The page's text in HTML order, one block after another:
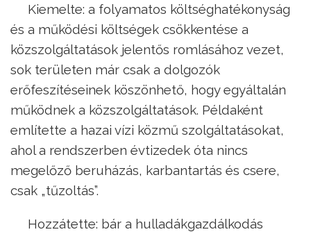
Kiemelte: a folyamatos költséghatékonyság
és a működési költségek csökkentése a
közszolgáltatások jelentős romlásához vezet,
sok területen már csak a dolgozók
erőfeszítéseinek köszönhető, hogy egyáltalán
működnek a közszolgáltatások. Példaként
említette a hazai vízi közmű szolgáltatásokat,
ahol a rendszerben évtizedek óta nincs
megelőző beruházás, karbantartás és csere,
csak „tűzoltás”.
Hozzátette: bár a hulladákgazdálkodás